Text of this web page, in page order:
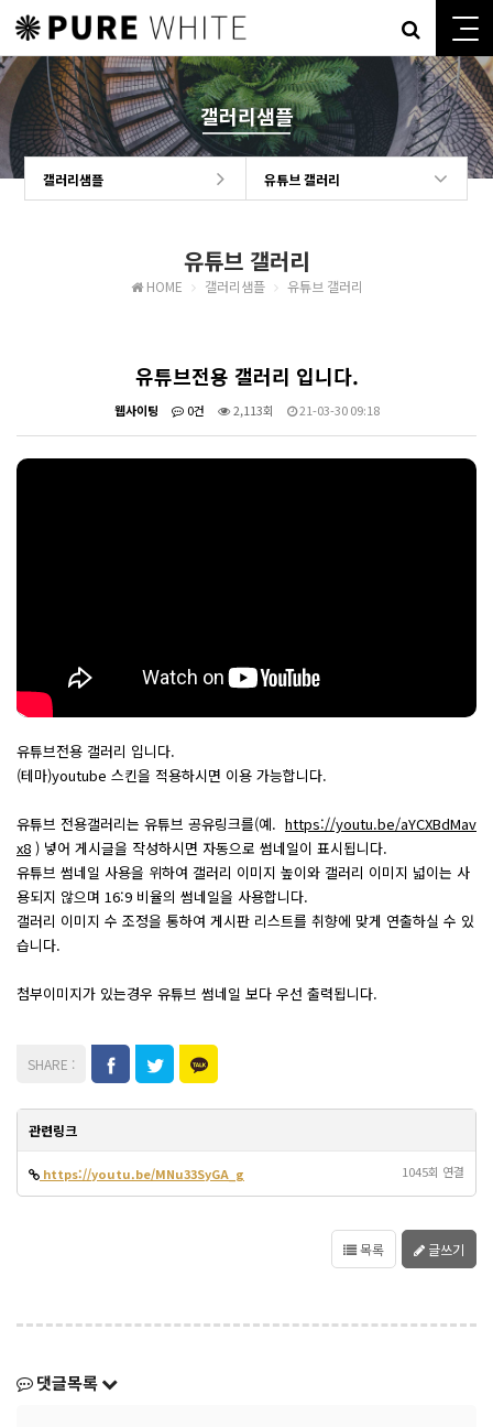
갤러리샘플
갤러리샘플 유튜브 갤러리
유튜브 갤러리
HOME 갤러리샘플 유튜브 갤러리
유튜브전용 갤러리 입니다.
웹사이팅 0건 2,113회 21-03-30 09:18
유튜브전용 갤러리 입니다.
(테마)youtube 스킨을 적용하시면 이용 가능합니다.
유튜브 전용갤러리는 유튜브 공유링크를(예. https://youtu.be/aYCXBdMav
x8 ) 넣어 게시글을 작성하시면 자동으로 썸네일이 표시됩니다.
유튜브 썸네일 사용을 위하여 갤러리 이미지 높이와 갤러리 이미지 넓이는 사
용되지 않으며 16:9 비율의 썸네일을 사용합니다.
갤러리 이미지 수 조정을 통하여 게시판 리스트를 취향에 맞게 연출하실 수 있
습니다.
첨부이미지가 있는경우 유튜브 썸네일 보다 우선 출력됩니다.
관련링크
https://youtu.be/MNu33SyGA_g 1045회 연결
목록 글쓰기
댓글목록